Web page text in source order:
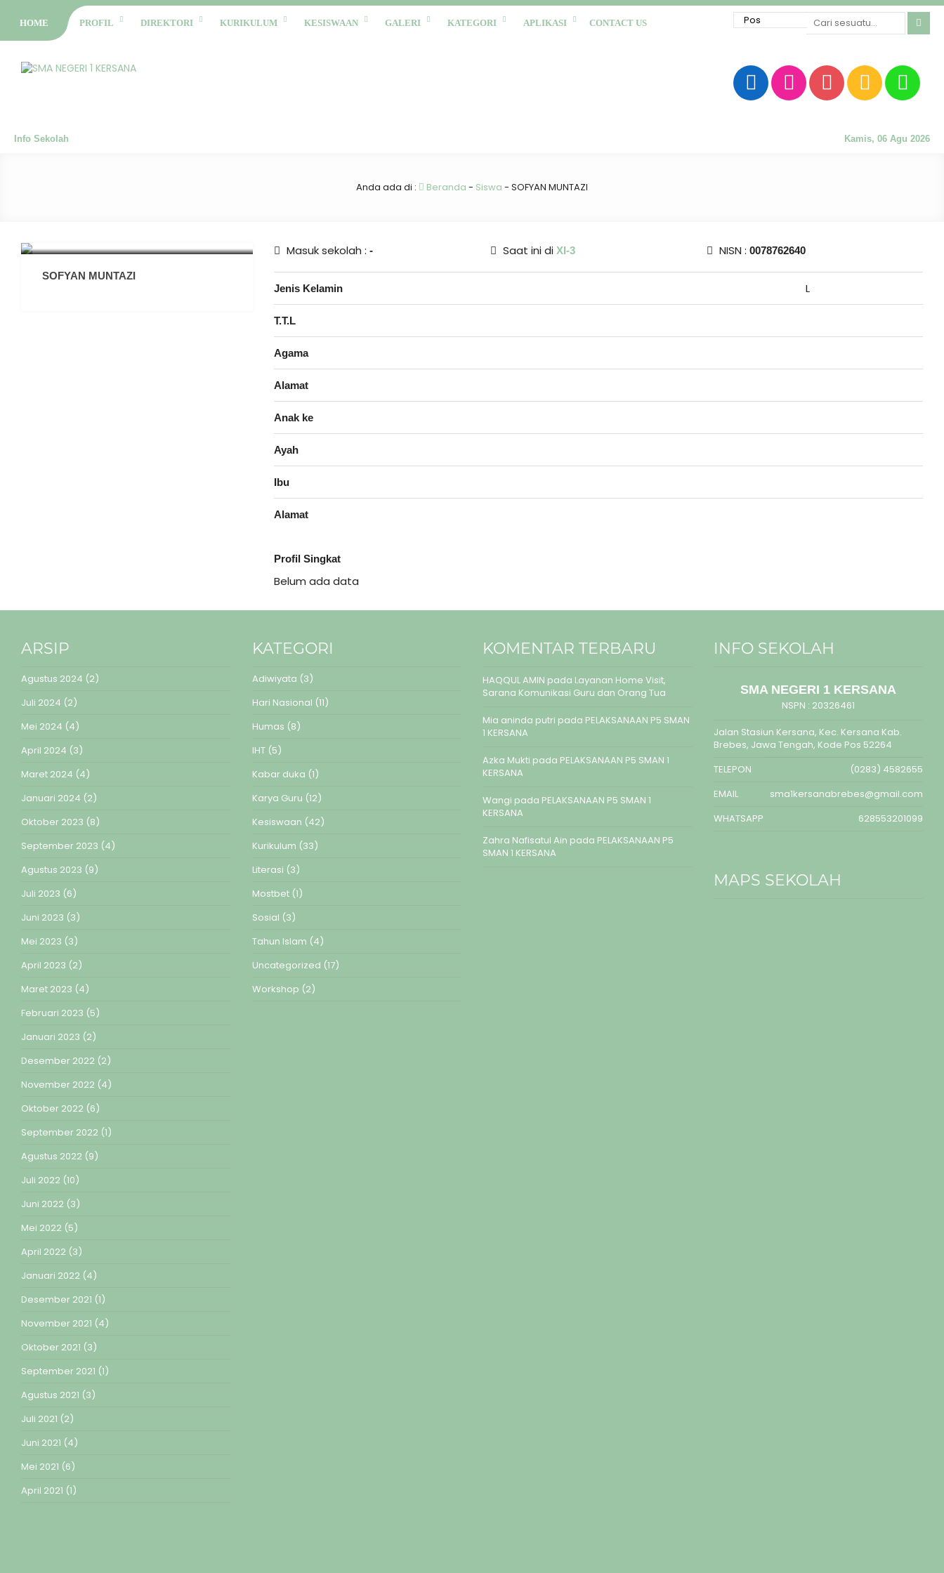
HOME PROFIL DIREKTORI KURIKULUM KESISWAAN GALERI KATEGORI APLIKASI CONTACT US
Info Sekolah Kamis, 06 Agu 2026
Anda ada di : Beranda - Siswa - SOFYAN MUNTAZI
SOFYAN MUNTAZI
Masuk sekolah : - Saat ini di XI-3 NISN : 0078762640
Jenis Kelamin L
T.T.L
Agama
Alamat
Anak ke
Ayah
Ibu
Alamat
Profil Singkat
Belum ada data
ARSIP
Agustus 2024 (2)
Juli 2024 (2)
Mei 2024 (4)
April 2024 (3)
Maret 2024 (4)
Januari 2024 (2)
Oktober 2023 (8)
September 2023 (4)
Agustus 2023 (9)
Juli 2023 (6)
Juni 2023 (3)
Mei 2023 (3)
April 2023 (2)
Maret 2023 (4)
Februari 2023 (5)
Januari 2023 (2)
Desember 2022 (2)
November 2022 (4)
Oktober 2022 (6)
September 2022 (1)
Agustus 2022 (9)
Juli 2022 (10)
Juni 2022 (3)
Mei 2022 (5)
April 2022 (3)
Januari 2022 (4)
Desember 2021 (1)
November 2021 (4)
Oktober 2021 (3)
September 2021 (1)
Agustus 2021 (3)
Juli 2021 (2)
Juni 2021 (4)
Mei 2021 (6)
April 2021 (1)
KATEGORI
Adiwiyata (3)
Hari Nasional (11)
Humas (8)
IHT(5)
Kabar duka (1)
Karya Guru (12)
Kesiswaan (42)
Kurikulum (33)
Literasi (3)
Mostbet(1)
Sosial (3)
Tahun Islam (4)
Uncategorized (17)
Workshop (2)
KOMENTAR TERBARU
HAQQUL AMIN pada Layanan Home Visit,
Sarana Komunikasi Guru dan Orang Tua
Mia aninda putri pada PELAKSANAAN P5 SMAN
1 KERSANA
Azka Mukti pada PELAKSANAAN P5 SMAN 1
KERSANA
Wangi pada PELAKSANAAN P5 SMAN 1
KERSANA
Zahra Nafisatul Ain pada PELAKSANAAN P5
SMAN 1 KERSANA
INFO SEKOLAH
SMA NEGERI 1 KERSANA
NSPN : 20326461
Jalan Stasiun Kersana, Kec. Kersana Kab.
Brebes, Jawa Tengah, Kode Pos 52264
TELEPON
(0283) 4582655
EMAIL
sma1kersanabrebes@gmail.com
WHATSAPP
628553201099
MAPS SEKOLAH